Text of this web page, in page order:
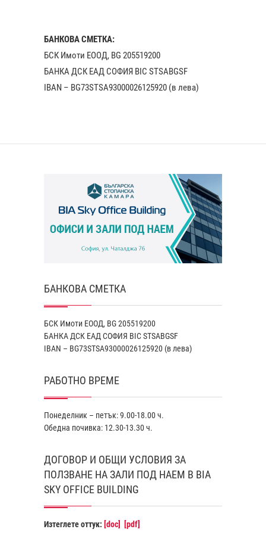
БАНКОВА СМЕТКА:
БСК Имоти ЕООД, BG 205519200
БАНКА ДСК EАД СОФИЯ BIC STSABGSF
IBAN – BG73STSA93000026125920 (в лева)
БАНКОВА СМЕТКА
БСК Имоти ЕООД, BG 205519200
БАНКА ДСК EАД СОФИЯ BIC STSABGSF
IBAN – BG73STSA93000026125920 (в лева)
РАБОТНО ВРЕМЕ
Понеделник – петък: 9.00-18.00 ч.
Обедна почивка: 12.30-13.30 ч.
ДОГОВОР И ОБЩИ УСЛОВИЯ ЗА
ПОЛЗВАНЕ НА ЗАЛИ ПОД НАЕМ В BIA
SKY OFFICE BUILDING
Изтеглете оттук: [doc] [pdf]